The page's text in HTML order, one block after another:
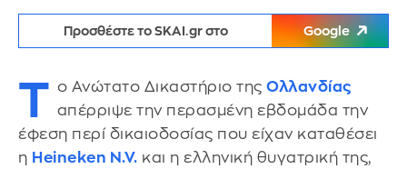
Προσθέστε το SKAI.gr στο Google
Τ ο Ανώτατο Δικαστήριο της Ολλανδίας
απέρριψε την περασμένη εβδομάδα την
έφεση περί δικαιοδοσίας που είχαν καταθέσει
η Heineken N.V. και η ελληνική θυγατρική της,